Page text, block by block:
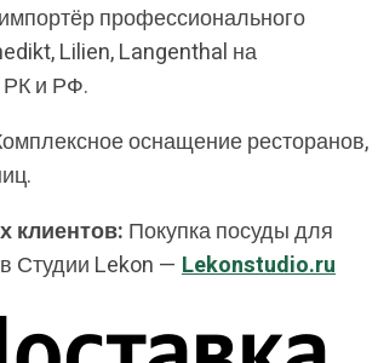
профессионального
Lilien, Langenthal на
РК и РФ.
оснащение ресторанов,
клиентов: Покупка посуды для
Студии Lekon — Lekonstudio.ru